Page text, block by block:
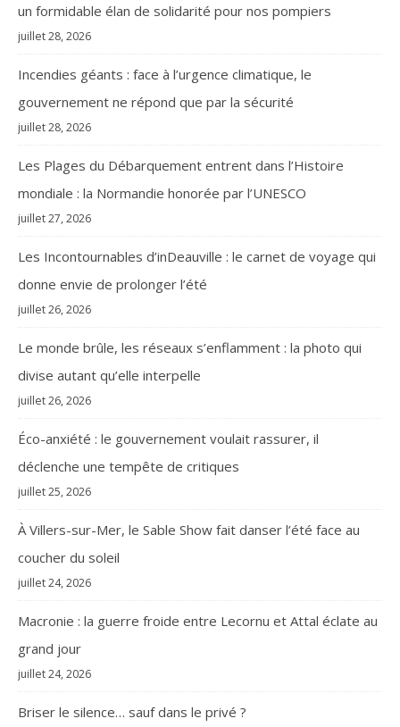
un formidable élan de solidarité pour nos pompiers
juillet 28, 2026
Incendies géants : face à l’urgence climatique, le
gouvernement ne répond que par la sécurité
juillet 28, 2026
Les Plages du Débarquement entrent dans l’Histoire
mondiale : la Normandie honorée par l’UNESCO
juillet 27, 2026
Les Incontournables d’inDeauville : le carnet de voyage qui
donne envie de prolonger l’été
juillet 26, 2026
Le monde brûle, les réseaux s’enflamment : la photo qui
divise autant qu’elle interpelle
juillet 26, 2026
Éco-anxiété : le gouvernement voulait rassurer, il
déclenche une tempête de critiques
juillet 25, 2026
À Villers-sur-Mer, le Sable Show fait danser l’été face au
coucher du soleil
juillet 24, 2026
Macronie : la guerre froide entre Lecornu et Attal éclate au
grand jour
juillet 24, 2026
Briser le silence… sauf dans le privé ?